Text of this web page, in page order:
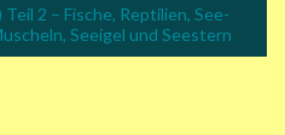
2 – Fische, Reptilien, See-
Seeigel und Seestern